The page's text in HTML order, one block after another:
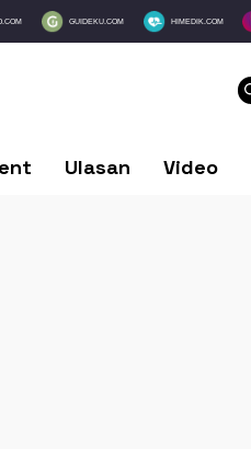
GUIDEKU.COM HIMEDIK.COM
Ulasan Video